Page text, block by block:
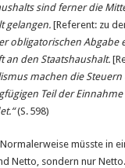
sind ferner die
gelangen. [Referent: zu
obligatorischen Abgabe
an den Staatshaushalt.
machen die
Teil der
(S. 598)
müsste in
Netto, sondern nur